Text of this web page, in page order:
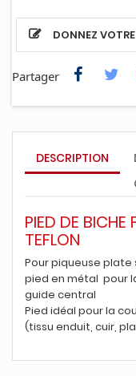
DONNEZ
Partager
DESCRIPTION
PIED DE BICHE
TEFLON
Pour piqueuse
pied en métal pour
guide central
Pied idéal pour la
(tissu enduit, cuir,